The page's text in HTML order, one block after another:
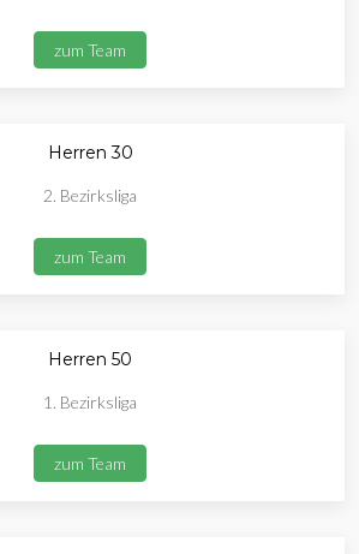
zum Team
Herren 30
2. Bezirksliga
zum Team
Herren 50
1. Bezirksliga
zum Team